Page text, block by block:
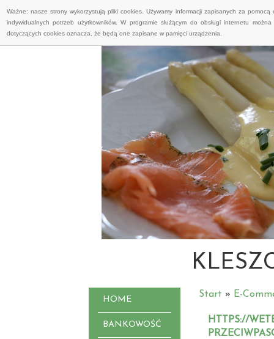
Ważne: nasze strony wykorzystują pliki cookies. Używamy informacji zapisanych za
indywidualnych potrzeb użytkowników. W programie służącym do obsługi internetu
dotyczących cookies oznacza, że będą one zapisane w pamięci urządzenia.
HOME
BANKOWOŚĆ
Start » E-
HTTPS://